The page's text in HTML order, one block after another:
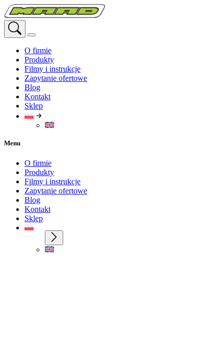
Przejdź
do
treści
O firmie
Produkty
Filmy i instrukcje
Zapytanie ofertowe
Blog
Kontakt
Sklep
Menu
O firmie
Produkty
Filmy i instrukcje
Zapytanie ofertowe
Blog
Kontakt
Sklep